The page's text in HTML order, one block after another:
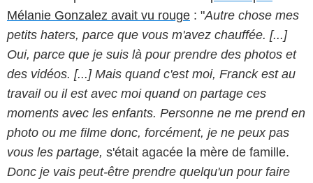
Mélanie Gonzalez avait vu rouge : "Autre chose mes
petits haters, parce que vous m'avez chauffée. [...]
Oui, parce que je suis là pour prendre des photos et
des vidéos. [...] Mais quand c'est moi, Franck est au
travail ou il est avec moi quand on partage ces
moments avec les enfants. Personne ne me prend en
photo ou me filme donc, forcément, je ne peux pas
vous les partage, s'était agacée la mère de famille.
Donc je vais peut-être prendre quelqu'un pour faire